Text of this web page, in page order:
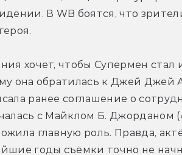
В WB боятся, что
хочет, чтобы Супермен
она обратилась к Джей Джей
ранее соглашение о
с Майклом Б. Джорданом
главную роль. Правда,
годы съёмки точно не